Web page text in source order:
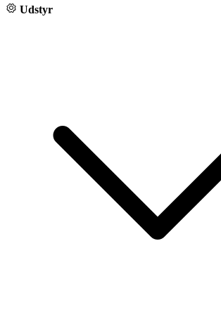
Udstyr